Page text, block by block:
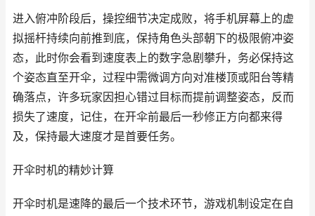
进入俯冲阶段后，操控细节决定成败，将手机屏幕上的虚
拟摇杆持续向前推到底，保持角色头部朝下的极限俯冲姿
态，此时你会看到速度表上的数字急剧攀升，务必保持这
个姿态直至开伞，过程中需微调方向对准楼顶或阳台等精
确落点，许多玩家因担心错过目标而提前调整姿态，反而
损失了速度，记住，在开伞前最后一秒修正方向都来得
及，保持最大速度才是首要任务。
开伞时机的精妙计算
开伞时机是速降的最后一个技术环节，游戏机制设定在自